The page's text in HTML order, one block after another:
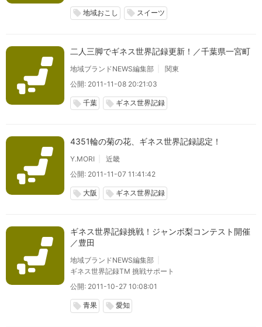
local_offer 地域おこし local_offer スイーツ
二人三脚でギネス世界記録更新！／千葉県一宮町
地域ブランドNEWS編集部
関東
公開: 2011-11-08 20:21:03
local_offer 千葉 local_offer ギネス世界記録
4351輪の菊の花、ギネス世界記録認定！
Y.MORI
近畿
公開: 2011-11-07 11:41:42
local_offer 大阪 local_offer ギネス世界記録
ギネス世界記録挑戦！ジャンボ梨コンテスト開催
／豊田
地域ブランドNEWS編集部
ギネス世界記録TM 挑戦サポート
公開: 2011-10-27 10:08:01
local_offer 青果 local_offer 愛知